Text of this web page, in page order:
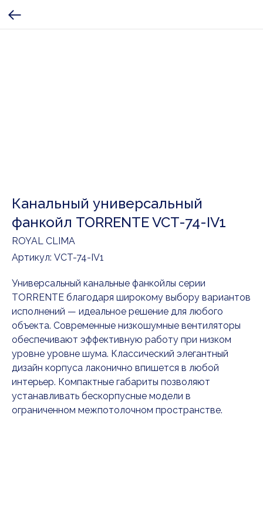
Канальный универсальный
фанкойл TORRENTE VCT-74-IV1
ROYAL CLIMA
Артикул: VCT-74-IV1
Универсальный канальные фанкойлы серии
TORRENTE благодаря широкому выбору вариантов
исполнений — идеальное решение для любого
объекта. Современные низкошумные вентиляторы
обеспечивают эффективную работу при низком
уровне уровне шума. Классический элегантный
дизайн корпуса лаконично впишется в любой
интерьер. Компактные габариты позволяют
устанавливать бескорпусные модели в
ограниченном межпотолочном пространстве.